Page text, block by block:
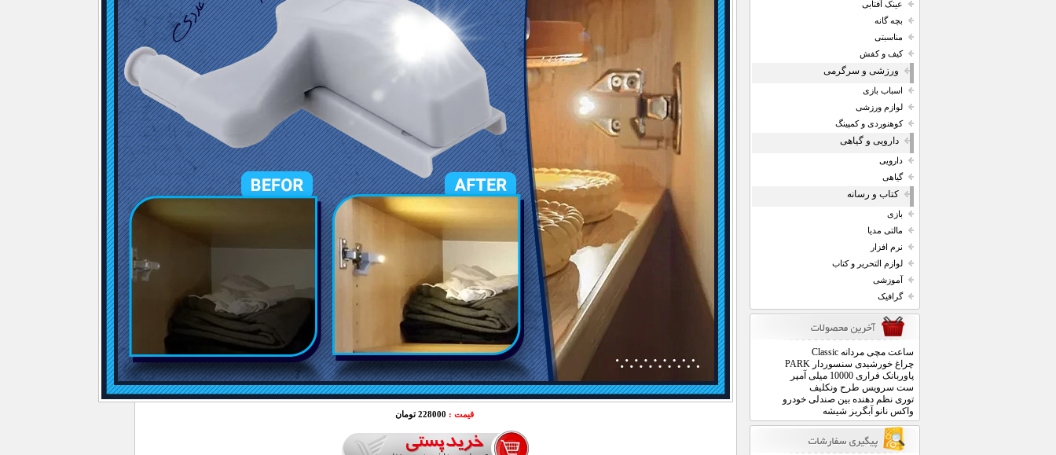
عینک آفتابی
بچه گانه
مناسبتی
کیف و کفش
ورزشی و سرگرمی
اسباب بازی
لوازم ورزشی
کوهنوردی و کمپینگ
دارویی و گیاهی
دارویی
گیاهی
کتاب و رسانه
بازی
مالتی مدیا
نرم افزار
لوازم التحریر و کتاب
آموزشی
گرافیک
ساعت مچی مردانه Classic
چراغ خورشیدی سنسوردار PARK
پاوربانک فراری 10000 میلی آمپر
ست سرویس طرح ونکلیف
توری نظم دهنده بین صندلی خودرو
واکس نانو آبگریز شیشه
قیمت : 228000 تومان